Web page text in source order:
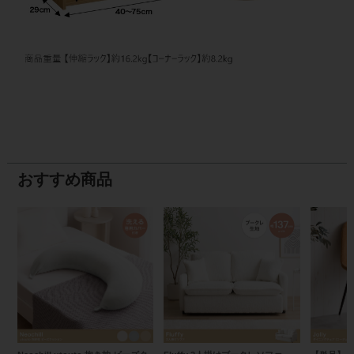
おすすめ商品